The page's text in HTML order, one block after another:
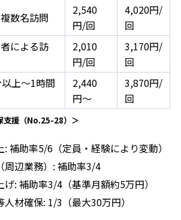
数名訪問
2,540
円/回
4,020円/
回
による訪
2,010
円/回
3,170円/
回
上〜1時間
2,440
円〜
3,870円/
回
支援（No.25-28）＞
補助率5/6（定員・経験により変動）
周辺業務）: 補助率3/4
: 補助率3/4（基準月額約5万円）
材確保: 1/3（最大30万円）